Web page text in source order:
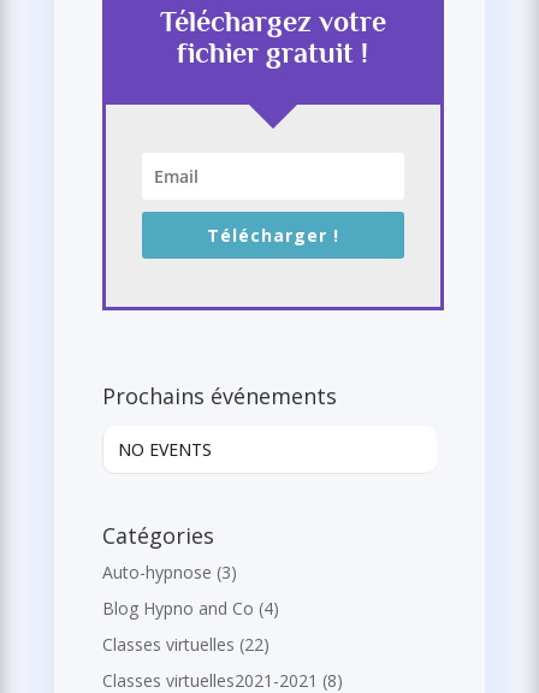
Téléchargez votre
fichier gratuit !
Télécharger !
Prochains événements
NO EVENTS
Catégories
Auto-hypnose (3)
Blog Hypno and Co (4)
Classes virtuelles (22)
Classes virtuelles2021-2021 (8)